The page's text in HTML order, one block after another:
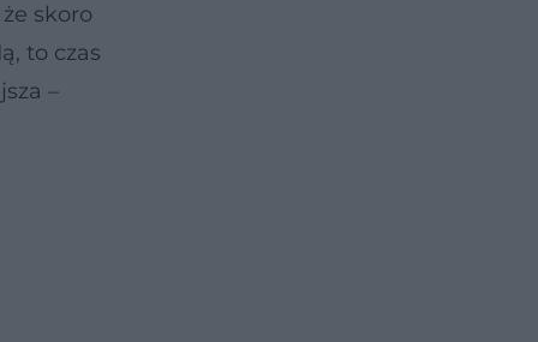
skoro
to czas
–